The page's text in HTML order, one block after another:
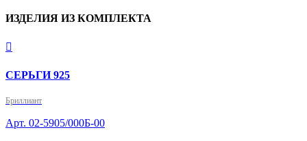
ИЗДЕЛИЯ ИЗ КОМПЛЕКТА

СЕРЬГИ 925
Бриллиант
Арт. 02-5905/000Б-00